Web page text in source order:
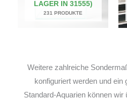
LAGER IN 31555)
231 PRODUKTE
Weitere zahlreiche
konfiguriert werden und ein
Standard-Aquarien können wir